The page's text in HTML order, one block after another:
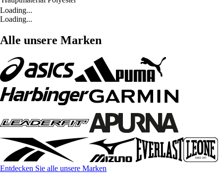
Loading...
Loading...
Alle unsere Marken
Entdecken Sie alle unsere Marken